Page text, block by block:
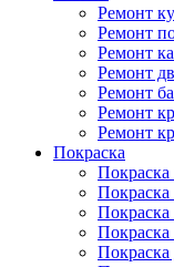
Ремонт
Ремонт
Ремонт
Ремонт
Ремонт
Ремонт
Ремонт
Покраска
Покраска
Покраска
Покраска
Покраска
Покраска